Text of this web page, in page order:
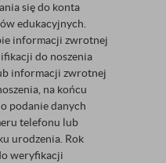
się do konta
edukacyjnych.
informacji zwrotnej
do noszenia
informacji zwrotnej
na końcu
podanie danych
telefonu lub
urodzenia. Rok
weryfikacji